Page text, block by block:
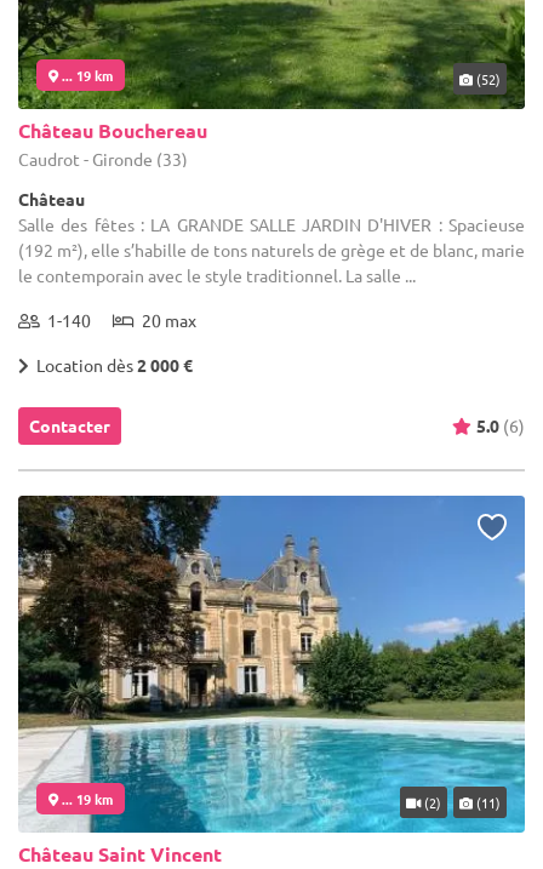
... 19 km (52)
Château Bouchereau
Caudrot - Gironde (33)
Château
Salle des fêtes : LA GRANDE SALLE JARDIN D'HIVER : Spacieuse
(192 m²), elle s’habille de tons naturels de grège et de blanc, marie
le contemporain avec le style traditionnel. La salle ...
1-140 20 max
Location dès2 000 €
Contacter 5.0 (6)
... 19 km (2) (11)
Château Saint Vincent